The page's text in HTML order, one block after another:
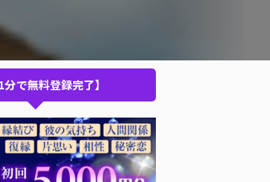
分で無料登録完了】